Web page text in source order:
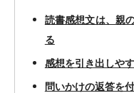
読書感想文は、親
る
感想を引き出しや
問いかけの返答を